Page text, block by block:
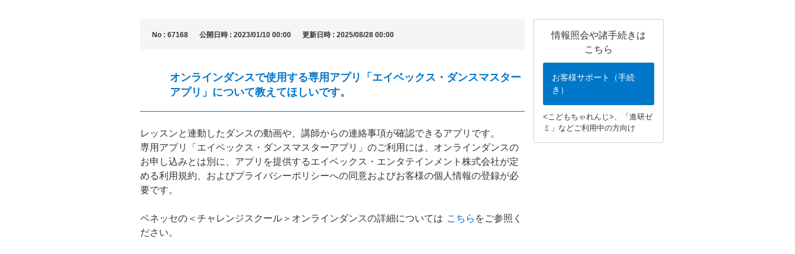
情報照会や諸手続きは
こちら
お客様サポート（手続
き）
<こどもちゃれんじ>、「進研ゼ
ミ」などご利用中の方向け
No : 67168 公開日時 : 2023/01/10 00:00 更新日時 : 2025/08/28 00:00
オンラインダンスで使用する専用アプリ「エイベックス・ダンスマスター
アプリ」について教えてほしいです。
レッスンと連動したダンスの動画や、講師からの連絡事項が確認できるアプリです。
専用アプリ「エイベックス・ダンスマスターアプリ」のご利用には、オンラインダンスの
お申し込みとは別に、アプリを提供するエイベックス・エンタテインメント株式会社が定
める利用規約、およびプライバシーポリシーへの同意およびお客様の個人情報の登録が必
要です。
ベネッセの＜チャレンジスクール＞オンラインダンスの詳細については こちら をご参照く
ださい。